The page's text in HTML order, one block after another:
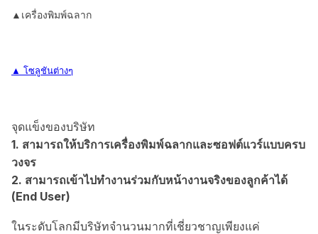
▲เครื่องพิมพ์ฉลาก
▲ โซลูชันต่างๆ
จุดแข็งของบริษัท
1. สามารถให้บริการเครื่องพิมพ์ฉลากและซอฟต์แวร์แบบครบ
วงจร
2. สามารถเข้าไปทำงานร่วมกับหน้างานจริงของลูกค้าได้
(End User)
ในระดับโลกมีบริษัทจำนวนมากที่เชี่ยวชาญเพียงแค่